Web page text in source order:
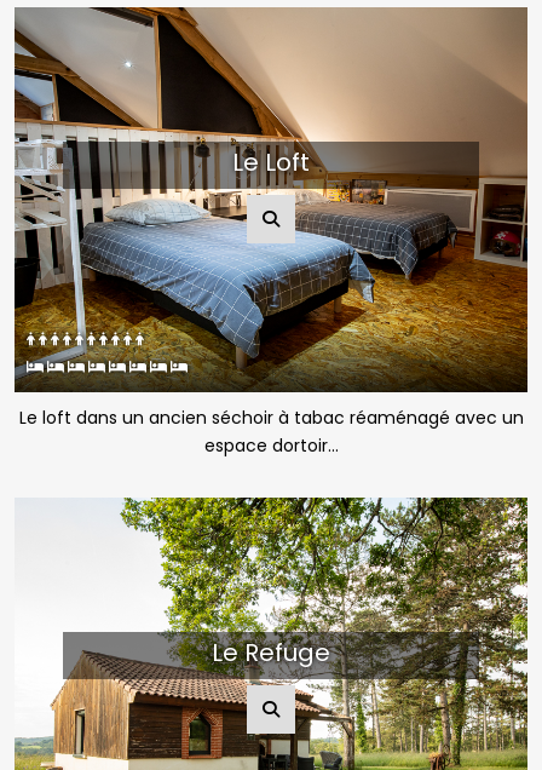
Le Loft
Le loft dans un ancien séchoir à tabac réaménagé avec un
espace dortoir...
Le Refuge